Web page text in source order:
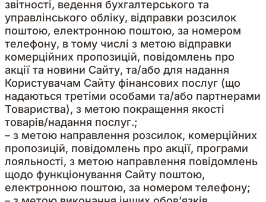
звітності, ведення бухгалтерського та
управлінського обліку, відправки розсилок
поштою, електронною поштою, за номером
телефону, в тому числі з метою відправки
комерційних пропозицій, повідомлень про
акції та новини Сайту, та/або для надання
Користувачам Сайту фінансових послуг (що
надаються третіми особами та/або партнерами
Товариства), з метою покращення якості
товарів/надання послуг.;
– з метою направлення розсилок, комерційних
пропозицій, повідомлень про акції, програми
лояльності, з метою направлення повідомлень
щодо функціонування Сайту поштою,
електронною поштою, за номером телефону;